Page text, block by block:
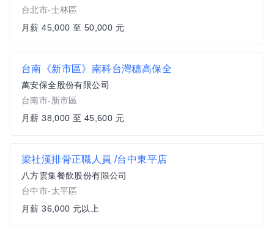
台北市-士林區
月薪 45,000 至 50,000 元
台南《新市區》南科台灣穗高保全
萬安保全股份有限公司
台南市-新市區
月薪 38,000 至 45,600 元
梁社漢排骨正職人員 /台中東平店
八方雲集餐飲股份有限公司
台中市-太平區
月薪 36,000 元以上